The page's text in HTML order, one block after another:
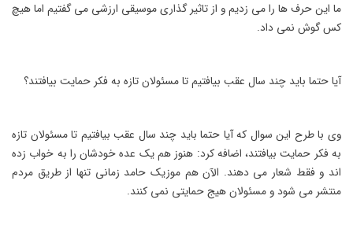
ما این حرف ها را می زدیم و از تاثیر گذاری موسیقی ارزشی می گفتیم اما هیچ
کس گوش نمی داد.
آیا حتما باید چند سال عقب بیافتیم تا مسئولان تازه به فکر حمایت بیافتند؟
وی با طرح این سوال که آیا حتما باید چند سال عقب بیافتیم تا مسئولان تازه
به فکر حمایت بیافتند، اضافه کرد: هنوز هم یک عده خودشان را به خواب زده
اند و فقط شعار می دهند. الآن هم موزیک حامد زمانی تنها از طریق مردم
منتشر می شود و مسئولان هیج حمایتی نمی کنند.